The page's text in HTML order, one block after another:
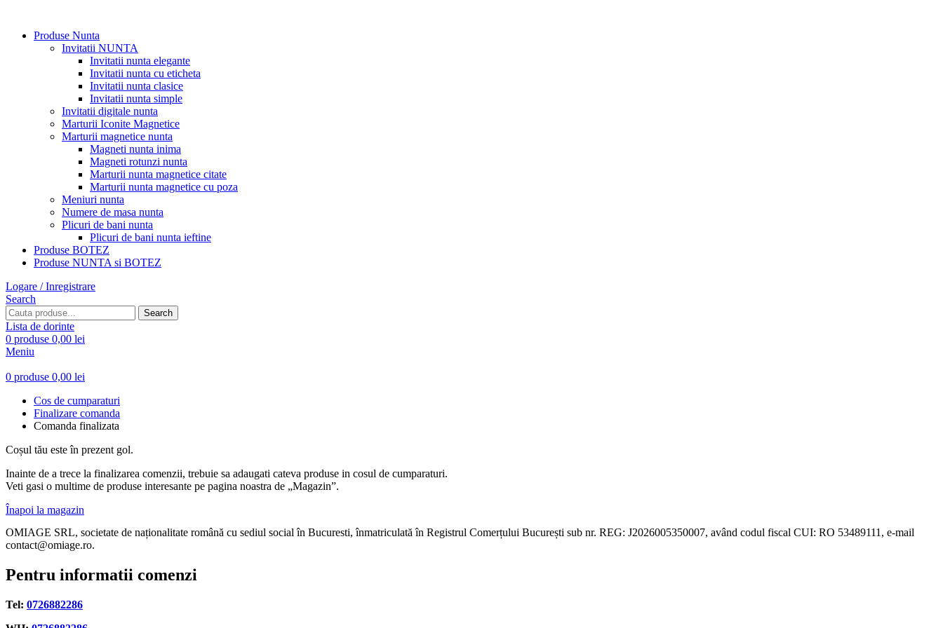
Produse Nunta
Invitatii NUNTA
Invitatii nunta elegante
Invitatii nunta cu eticheta
Invitatii nunta clasice
Invitatii nunta simple
Invitatii digitale nunta
Marturii Iconite Magnetice
Marturii magnetice nunta
Magneti nunta inima
Magneti rotunzi nunta
Marturii nunta magnetice citate
Marturii nunta magnetice cu poza
Meniuri nunta
Numere de masa nunta
Plicuri de bani nunta
Plicuri de bani nunta ieftine
Produse BOTEZ
Produse NUNTA si BOTEZ
Logare / Inregistrare
Search
Search
Lista de dorinte
0 produse 0,00 lei
Meniu
0 produse 0,00 lei
Cos de cumparaturi
Finalizare comanda
Comanda finalizata
Coșul tău este în prezent gol.
Inainte de a trece la finalizarea comenzii, trebuie sa adaugati cateva produse in cosul de cumparaturi.
Veti gasi o multime de produse interesante pe pagina noastra de „Magazin”.
Înapoi la magazin
OMIAGE SRL, societate de naționalitate română cu sediul social în Bucuresti, înmatriculată în Registrul Comerțului București sub nr. REG: J2026005350007, având codul fiscal CUI: RO 53489111, e-mail
contact@omiage.ro.
Pentru informatii comenzi
Tel: 0726882286